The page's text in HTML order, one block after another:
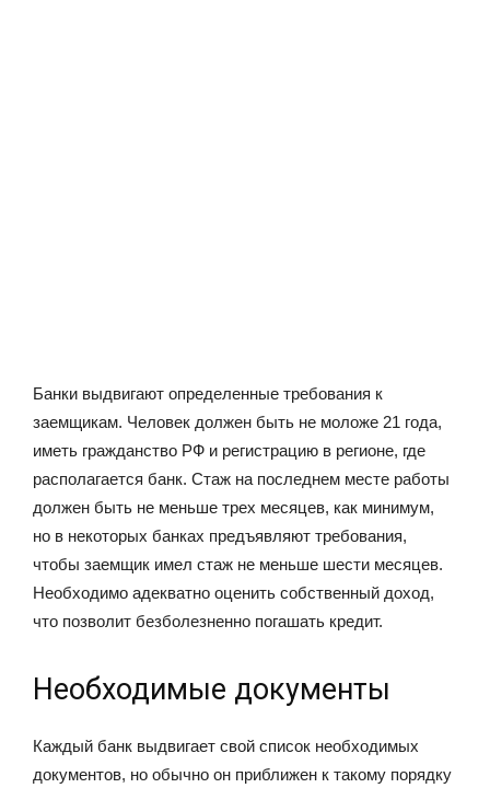
Банки выдвигают определенные требования к
заемщикам. Человек должен быть не моложе 21 года,
иметь гражданство РФ и регистрацию в регионе, где
располагается банк. Стаж на последнем месте работы
должен быть не меньше трех месяцев, как минимум,
но в некоторых банках предъявляют требования,
чтобы заемщик имел стаж не меньше шести месяцев.
Необходимо адекватно оценить собственный доход,
что позволит безболезненно погашать кредит.
Необходимые документы
Каждый банк выдвигает свой список необходимых
документов, но обычно он приближен к такому порядку